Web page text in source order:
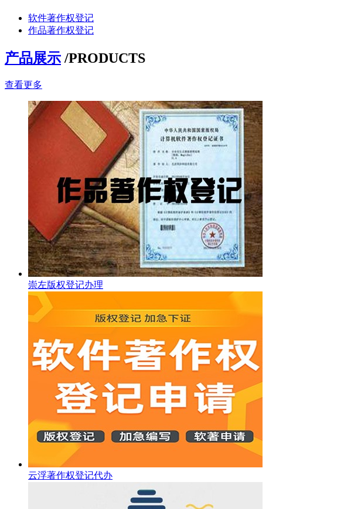
软件著作权登记
作品著作权登记
产品展示 /PRODUCTS
查看更多
崇左版权登记办理
云浮著作权登记代办